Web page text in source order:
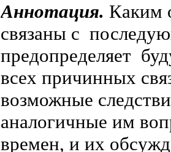
Аннотация. Каким
связаны с
предопределяет
всех причинных
возможные
аналогичные им
времен, и их